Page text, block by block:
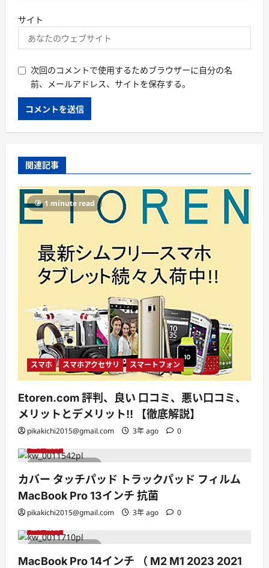
サイト
次回のコメントで使用するためブラウザーに自分の名
前、メールアドレス、サイトを保存する。
関連記事
1 minute read
スマホ スマホアクセサリ スマートフォン
Etoren.com 評判、良い 口コミ、悪い口コミ、
メリットとデメリット!! 【徹底解説】
pikakichi2015@gmail.com 3年 ago 0
1 minute read
エレコム
カバー タッチパッド トラックパッド フィルム
MacBook Pro 13インチ 抗菌
pikakichi2015@gmail.com 3年 ago 0
1 minute read
エレコム
MacBook Pro 14インチ （ M2 M1 2023 2021